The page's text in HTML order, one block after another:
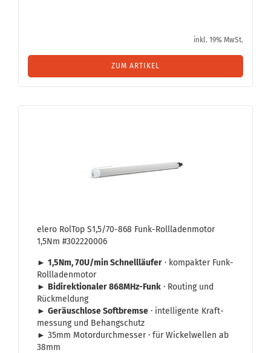
inkl. 19% MwSt.
ZUM ARTIKEL
elero Rol­Top S1,5/70-​868 Funk-​Roll­la­den­mo­tor
1,5Nm #302220006
► 1,5Nm, 70U/min Schnell­läu­fer · kom­pak­ter Funk-​
Rollladenmotor
► Bi­di­rek­tio­na­ler 868MHz-​Funk · Rou­ting und
Rück­mel­dung
► Ge­räusch­lo­se Soft­brem­se · in­tel­li­gen­te Kraft­
mes­sung und Be­hang­schutz
► 35mm Mo­tor­durch­mes­ser · für Wi­ckel­wel­len ab
38mm